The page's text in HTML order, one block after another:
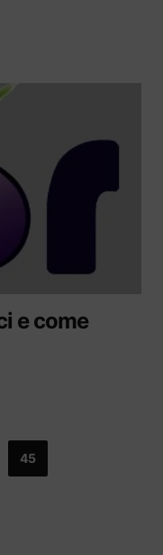
e come
45